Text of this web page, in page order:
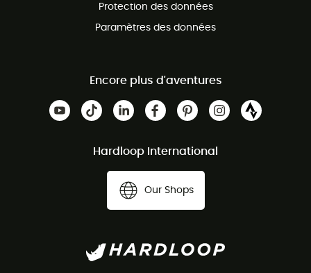
Protection des données
Paramètres des données
Encore plus d'aventures
Hardloop International
Our Shops